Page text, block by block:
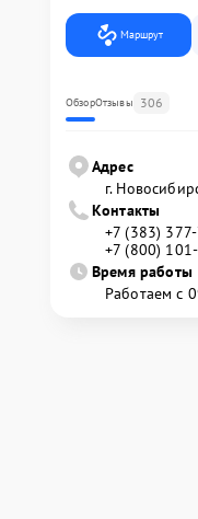
Маршрут
ОбзорОтзывы 306
Адрес
г.
Контакты
+7 (383)
+7 (800)
Время работы
Работаем с